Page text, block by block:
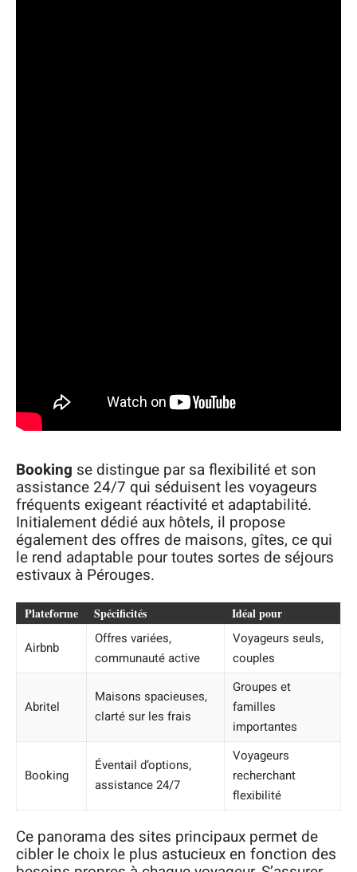
Booking se distingue par sa flexibilité et son
assistance 24/7 qui séduisent les voyageurs
fréquents exigeant réactivité et adaptabilité.
Initialement dédié aux hôtels, il propose
également des offres de maisons, gîtes, ce qui
le rend adaptable pour toutes sortes de séjours
estivaux à Pérouges.
Plateforme Spécificités Idéal pour
Airbnb
Offres variées,
communauté active
Voyageurs seuls,
couples
Abritel
Maisons spacieuses,
clarté sur les frais
Groupes et
familles
importantes
Booking
Éventail d’options,
assistance 24/7
Voyageurs
recherchant
flexibilité
Ce panorama des sites principaux permet de
cibler le choix le plus astucieux en fonction des